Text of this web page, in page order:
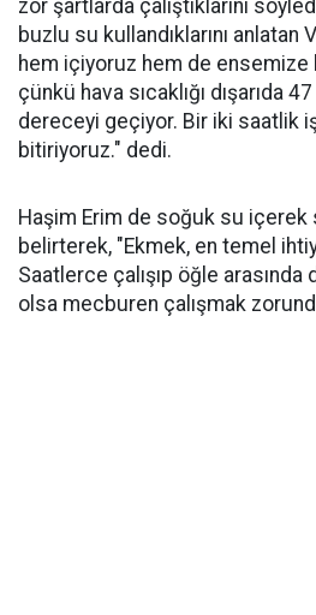
zor şartlarda çalıştıklarını
buzlu su kullandıklarını anlatan
hem içiyoruz hem de ensemize
çünkü hava sıcaklığı dışarıda
dereceyi geçiyor. Bir iki saatlik
bitiriyoruz." dedi.
Haşim Erim de soğuk su içerek
belirterek, "Ekmek, en temel
Saatlerce çalışıp öğle arasında
olsa mecburen çalışmak